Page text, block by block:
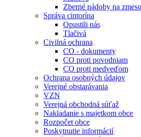
Zberné nádoby na
Správa cintorína
Opustili nás
Tlačivá
Civilná ochrana
CO - dokumenty
CO proti povodniam
CO proti medveďom
Ochrana osobných údajov
Verejné obstarávania
VZN
Verejná obchodná súťaž
Nakladanie s majetkom obce
Rozpočet obce
Poskytnutie informácií